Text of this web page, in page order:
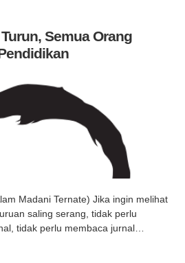
Semua Orang
Madani Ternate) Jika ingin melihat
saling serang, tidak perlu
tidak perlu membaca jurnal…